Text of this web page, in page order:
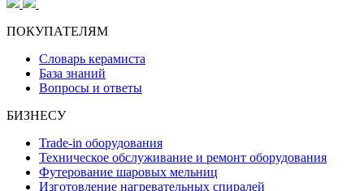
ПОКУПАТЕЛЯМ
Словарь керамиста
База знаний
Вопросы и ответы
БИЗНЕСУ
Trade-in оборудования
Техническое обслуживание и ремонт оборудования
Футерование шаровых мельниц
Изготовление нагревательных спиралей